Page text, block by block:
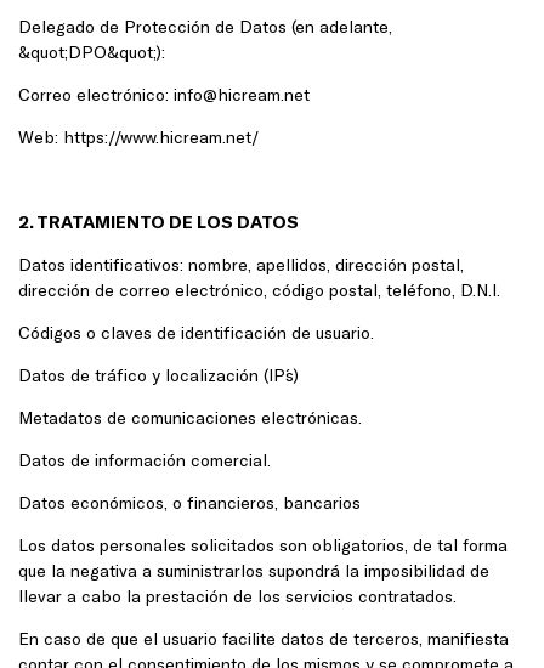
Delegado de Protección de Datos (en adelante,
&quot;DPO&quot;):
Correo electrónico: info@hicream.net
Web: https://www.hicream.net/
2. TRATAMIENTO DE LOS DATOS
Datos identificativos: nombre, apellidos, dirección postal,
dirección de correo electrónico, código postal, teléfono, D.N.I.
Códigos o claves de identificación de usuario.
Datos de tráfico y localización (IP´s)
Metadatos de comunicaciones electrónicas.
Datos de información comercial.
Datos económicos, o financieros, bancarios
Los datos personales solicitados son obligatorios, de tal forma
que la negativa a suministrarlos supondrá la imposibilidad de
llevar a cabo la prestación de los servicios contratados.
En caso de que el usuario facilite datos de terceros, manifiesta
contar con el consentimiento de los mismos y se compromete a